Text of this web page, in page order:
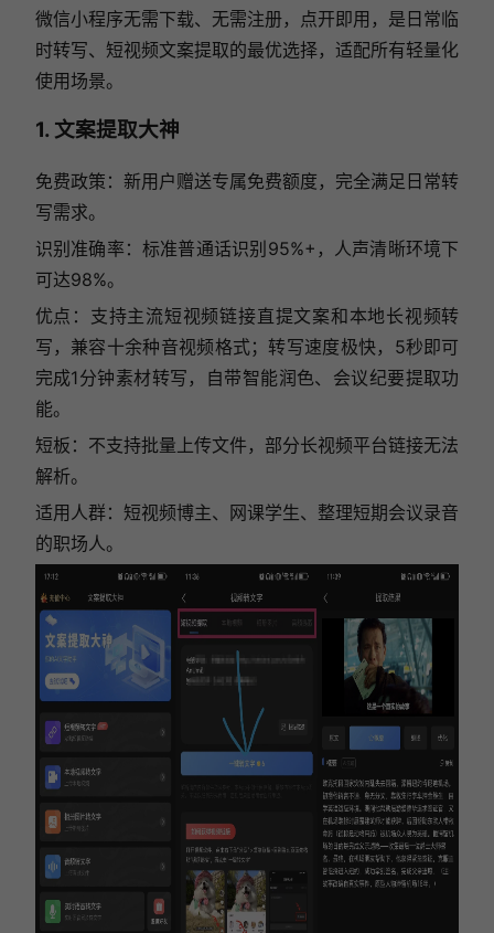
微信小程序无需下载、无需注册，点开即用，是日常临
时转写、短视频文案提取的最优选择，适配所有轻量化
使用场景。
1. 文案提取大神
免费政策：新用户赠送专属免费额度，完全满足日常转
写需求。
识别准确率：标准普通话识别95%+，人声清晰环境下
可达98%。
优点：支持主流短视频链接直提文案和本地长视频转
写，兼容十余种音视频格式；转写速度极快，5秒即可
完成1分钟素材转写，自带智能润色、会议纪要提取功
能。
短板：不支持批量上传文件，部分长视频平台链接无法
解析。
适用人群：短视频博主、网课学生、整理短期会议录音
的职场人。